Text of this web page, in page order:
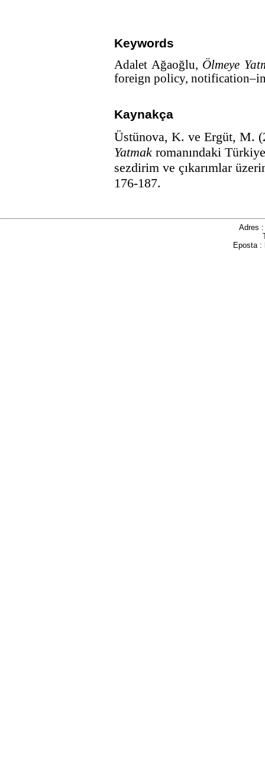
Keywords
Adalet Ağaoğlu, Ölmeye
foreign policy,
Kaynakça
Üstünova, K. ve Ergüt, M.
Yatmak romanındaki
sezdirim ve çıkarımlar
176-187.
Adres
Eposta :